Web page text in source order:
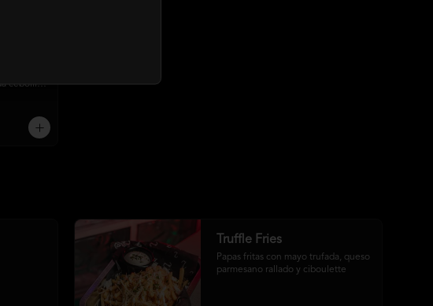
cebollín
Truffle Fries
Papas fritas con mayo trufada, queso
parmesano rallado y ciboulette